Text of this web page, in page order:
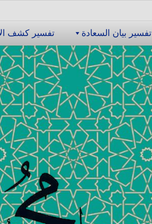
تفسیر بیان السعادة تفسیر كشف